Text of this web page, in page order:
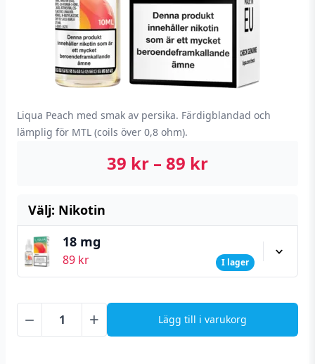
Liqua Peach med smak av persika. Färdigblandad och
lämplig för MTL (coils över 0,8 ohm).
39 kr – 89 kr
Välj: Nikotin
18 mg
89 kr I lager
−
Liqua
+ Lägg till i varukorg